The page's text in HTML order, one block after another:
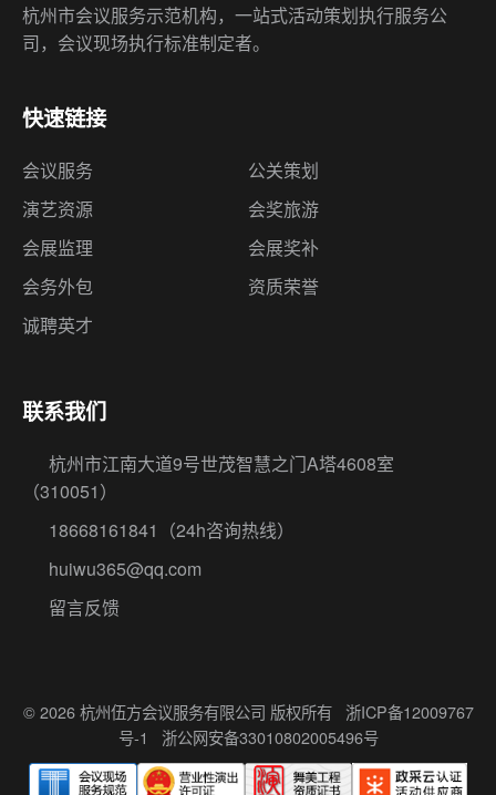
杭州市会议服务示范机构，一站式活动策划执行服务公
司，会议现场执行标准制定者。
快速链接
会议服务
公关策划
演艺资源
会奖旅游
会展监理
会展奖补
会务外包
资质荣誉
诚聘英才
联系我们
杭州市江南大道9号世茂智慧之门A塔4608室
（310051）
18668161841
（24h咨询热线）
huiwu365@qq.com
留言反馈
© 2026 杭州伍方会议服务有限公司 版权所有 浙ICP备12009767
号-1
浙公网安备33010802005496号